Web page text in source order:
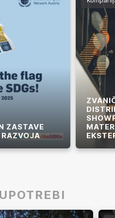
ZASTAVE
Više